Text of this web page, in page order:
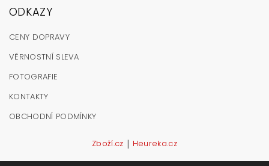
ODKAZY
CENY DOPRAVY
VĚRNOSTNÍ SLEVA
FOTOGRAFIE
KONTAKTY
OBCHODNÍ PODMÍNKY
Zboží.cz | Heureka.cz